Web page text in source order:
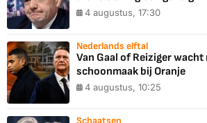
4 augustus, 17:30
Nederlands elftal
Van Gaal of Reiziger
schoonmaak bij Oranje
4 augustus, 10:25